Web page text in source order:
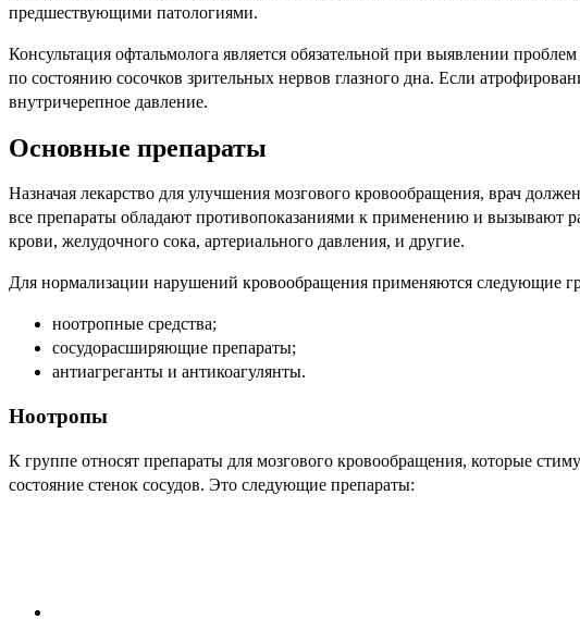
предшествующими патологиями.
Консультация офтальмолога является обязательной при выявлении
по состоянию сосочков зрительных нервов глазного дна. Если
внутричерепное давление.
Основные препараты
Назначая лекарство для улучшения мозгового кровообращения, врач
все препараты обладают противопоказаниями к применению и вызывают
крови, желудочного сока, артериального давления, и другие.
Для нормализации нарушений кровообращения применяются следующие
ноотропные средства;
сосудорасширяющие препараты;
антиагреганты и антикоагулянты.
Ноотропы
К группе относят препараты для мозгового кровообращения, которые
состояние стенок сосудов. Это следующие препараты: